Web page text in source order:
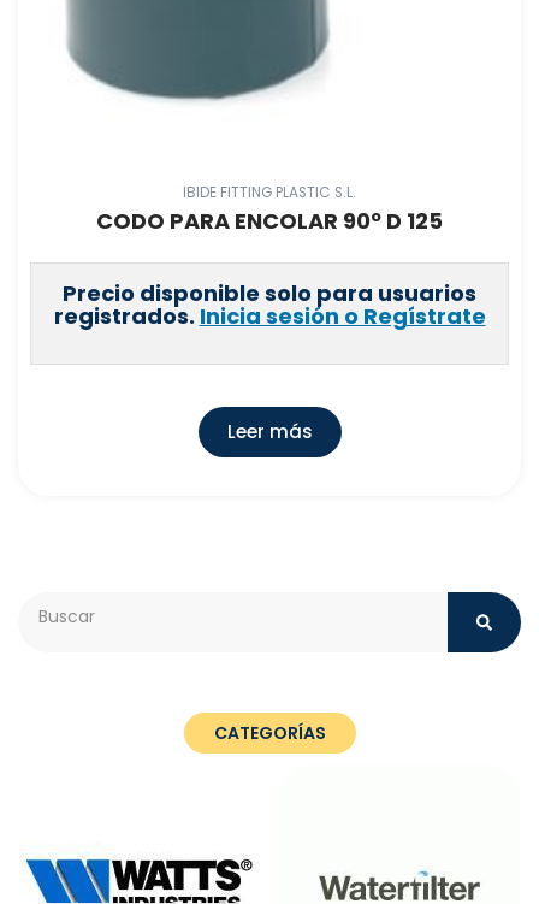
IBIDE FITTING PLASTIC S.L.
CODO PARA ENCOLAR 90º D 125
Precio disponible solo para usuarios
registrados. Inicia sesión o Regístrate
Leer más
CATEGORÍAS